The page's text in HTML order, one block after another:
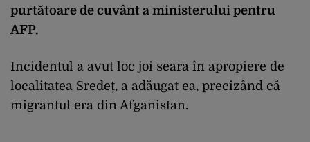
purtătoare de cuvânt a ministerului pentru
AFP.
Incidentul a avut loc joi seara în apropiere de
localitatea Sredeț, a adăugat ea, precizând că
migrantul era din Afganistan.